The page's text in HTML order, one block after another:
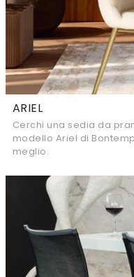
ARIEL
Cerchi una sedia da
modello Ariel di
meglio.